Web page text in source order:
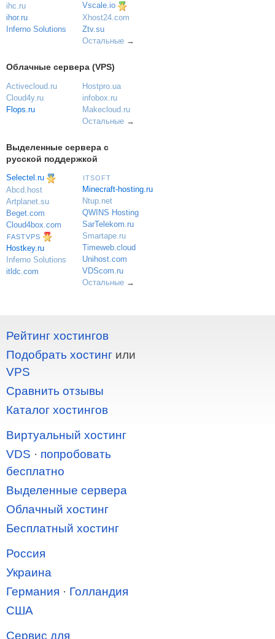
ihc.ru
ihor.ru
Inferno Solutions
Vscale.io
Xhost24.com
Ztv.su
Остальные→
Облачные сервера (VPS)
Activecloud.ru
Cloud4y.ru
Flops.ru
Hostpro.ua
infobox.ru
Makecloud.ru
Остальные→
Выделенные сервера с
русской поддержкой
Selectel.ru
Abcd.host
Artplanet.su
Beget.com
Cloud4box.com
FASTVPS
Hostkey.ru
Inferno Solutions
itldc.com
ITSOFT
Minecraft-hosting.ru
Ntup.net
QWINS Hosting
SarTelekom.ru
Smartape.ru
Timeweb.cloud
Unihost.com
VDScom.ru
Остальные→
Рейтинг хостингов
Подобрать хостинг или
VPS
Сравнить отзывы
Каталог хостингов
Виртуальный хостинг
VDS · попробовать
бесплатно
Выделенные сервера
Облачный хостинг
Бесплатный хостинг
Россия
Украина
Германия · Голландия
США
Сервис для